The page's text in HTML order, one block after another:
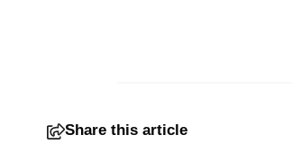
Share this article